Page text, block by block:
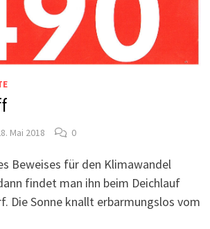
Mai 2018 0
Beweises für den Klimawandel
findet man ihn beim Deichlauf
Die Sonne knallt erbarmungslos vom